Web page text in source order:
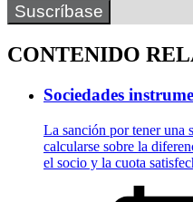
Suscríbase
CONTENIDO
Sociedades
La sanción por tener una
calcularse sobre la
el socio y la cuota